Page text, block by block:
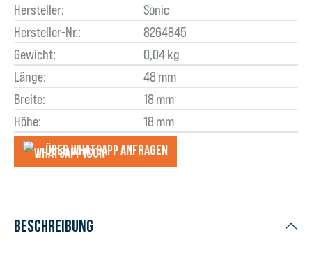
Hersteller:
Sonic
Hersteller-Nr.:
8264845
Gewicht:
0,04 kg
Länge:
48 mm
Breite:
18 mm
Höhe:
18 mm
Über WhatsApp anfragеn
Beschreibung